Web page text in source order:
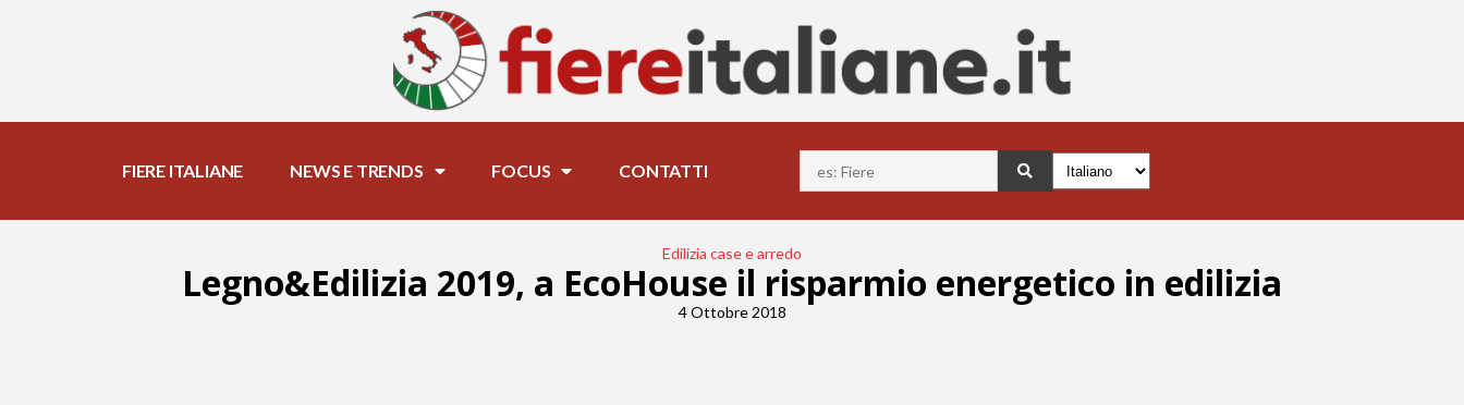
FIERE ITALIANE NEWS E TRENDS FOCUS CONTATTI
Edilizia case e arredo
Legno&Edilizia 2019, a EcoHouse il risparmio energetico in edilizia
4 Ottobre 2018